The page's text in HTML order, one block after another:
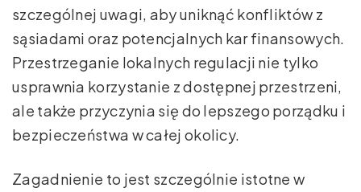
szczególnej uwagi, aby uniknąć konfliktów z
sąsiadami oraz potencjalnych kar finansowych.
Przestrzeganie lokalnych regulacji nie tylko
usprawnia korzystanie z dostępnej przestrzeni,
ale także przyczynia się do lepszego porządku i
bezpieczeństwa w całej okolicy.
Zagadnienie to jest szczególnie istotne w